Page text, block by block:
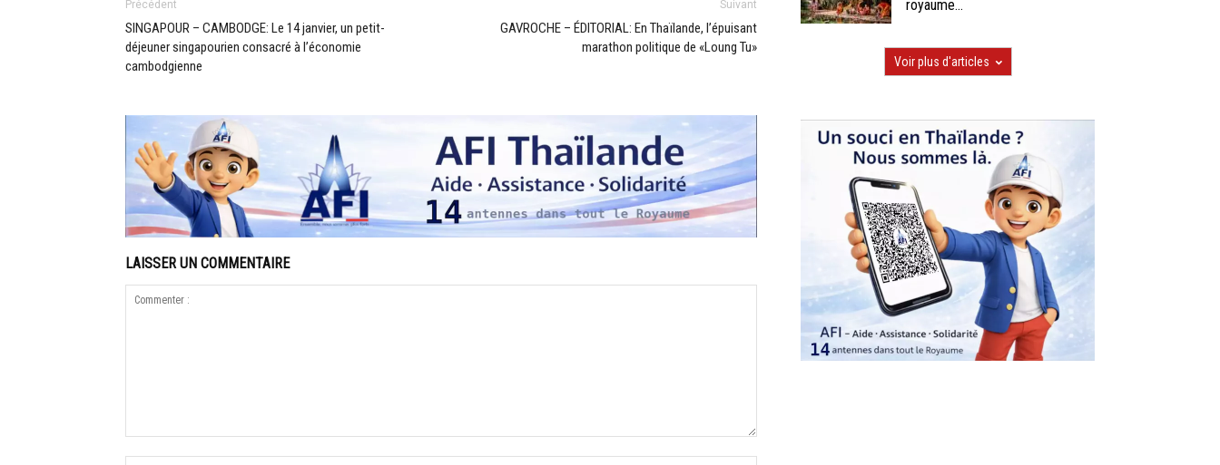
Précédent
SINGAPOUR – CAMBODGE: Le 14 janvier, un petit-
déjeuner singapourien consacré à l’économie
cambodgienne
Suivant
GAVROCHE – ÉDITORIAL: En Thaïlande, l’épuisant
marathon politique de «Loung Tu»
LAISSER UN COMMENTAIRE
royaume...
Voir plus d'articles